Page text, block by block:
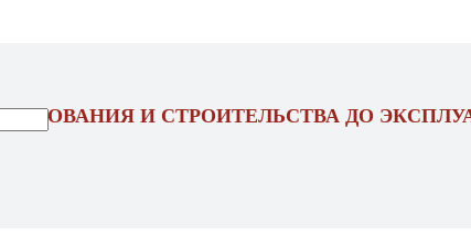
И СТРОИТЕЛЬСТВА ДО